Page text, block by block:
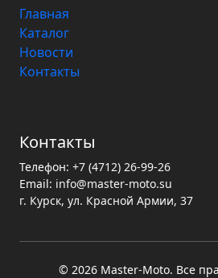
Главная
Каталог
Новости
Контакты
Контакты
Телефон: +7 (4712) 26-99-26
Email: info@master-moto.su
г. Курск, ул. Красной Армии, 37
© 2026 Master‑Moto. Все